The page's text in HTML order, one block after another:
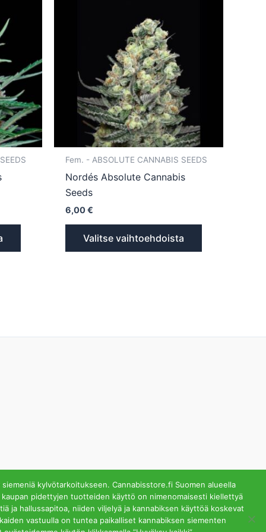
Voit
tehdä
valinnat
tuotteen
sivulla.
Fem. - ABSOLUTE CANNABIS SEEDS
Nordés Absolute Cannabis
Seeds
6,00€
Valitse vaihtoehdoista
Helsinki
kylvötarkoitukseen. Cannabisstore.fi Suomen alueella
pidettyjen tuotteiden käyttö on nimenomaisesti kiellettyä
ja hallussapitoa, niiden viljelyä ja kannabiksen käyttöä koskevat
vastuulla on tuntea paikalliset kannabiksen siementen